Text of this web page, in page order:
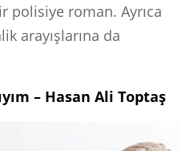
roman. Ayrıca
arayışlarına da
– Hasan Ali Toptaş